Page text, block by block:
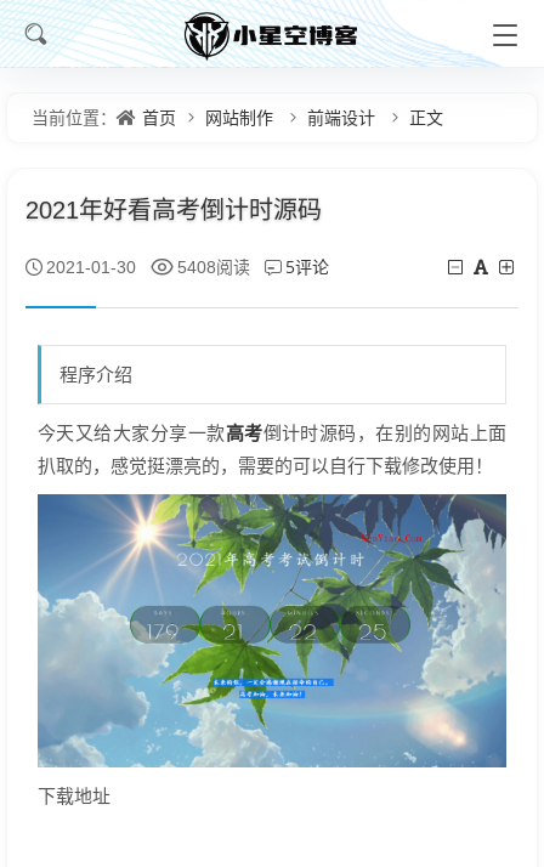
当前位置： 首页 网站制作 前端设计 正文
2021年好看高考倒计时源码
2021-01-30 5408阅读 5评论
程序介绍
今天又给大家分享一款高考倒计时源码，在别的网站上面
扒取的，感觉挺漂亮的，需要的可以自行下载修改使用！
下载地址